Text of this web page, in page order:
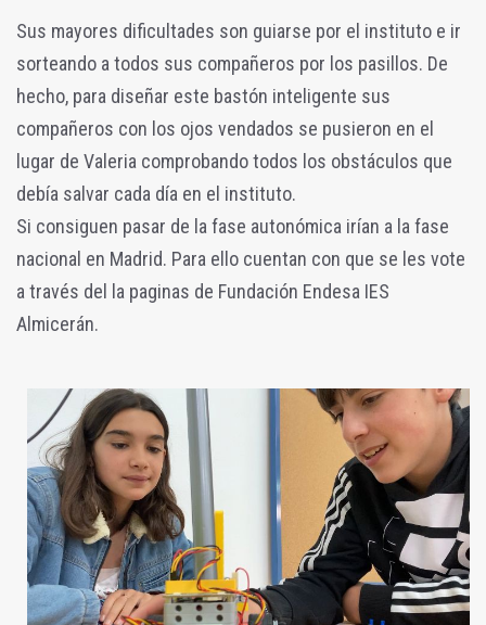
Sus mayores dificultades son guiarse por el instituto e ir
sorteando a todos sus compañeros por los pasillos. De
hecho, para diseñar este bastón inteligente sus
compañeros con los ojos vendados se pusieron en el
lugar de Valeria comprobando todos los obstáculos que
debía salvar cada día en el instituto.
Si consiguen pasar de la fase autonómica irían a la fase
nacional en Madrid. Para ello cuentan con que se les vote
a través del la paginas de Fundación Endesa IES
Almicerán.